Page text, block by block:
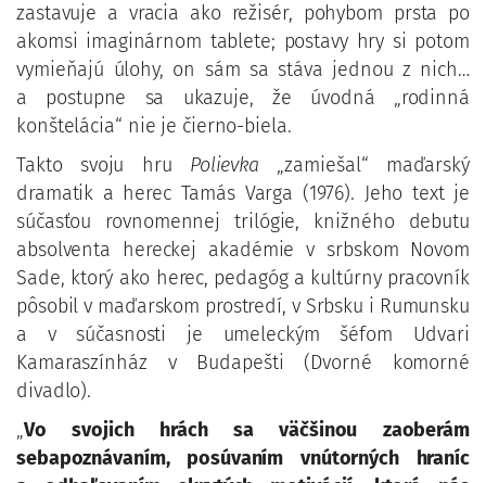
zastavuje a vracia ako režisér, pohybom prsta po
akomsi imaginárnom tablete; postavy hry si potom
vymieňajú úlohy, on sám sa stáva jednou z nich…
a postupne sa ukazuje, že úvodná „rodinná
konštelácia“ nie je čierno-biela.
Takto svoju hru Polievka „zamiešal“ maďarský
dramatik a herec Tamás Varga (1976). Jeho text je
súčasťou rovnomennej trilógie, knižného debutu
absolventa hereckej akadémie v srbskom Novom
Sade, ktorý ako herec, pedagóg a kultúrny pracovník
pôsobil v maďarskom prostredí, v Srbsku i Rumunsku
a v súčasnosti je umeleckým šéfom Udvari
Kamaraszínház v Budapešti (Dvorné komorné
divadlo).
„Vo svojich hrách sa väčšinou zaoberám
sebapoznávaním, posúvaním vnútorných hraníc